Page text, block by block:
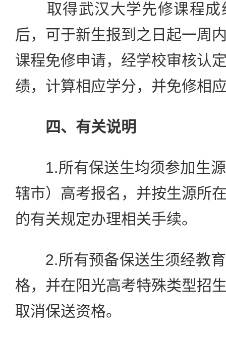
取得武汉大学先修课程成
后，可于新生报到之日起一周
课程免修申请，经学校审核认
绩，计算相应学分，并免修相
四、有关说明
1.所有保送生均须参加生源
辖市）高考报名，并按生源所
的有关规定办理相关手续。
2.所有预备保送生须经教育
格，并在阳光高考特殊类型招
取消保送资格。